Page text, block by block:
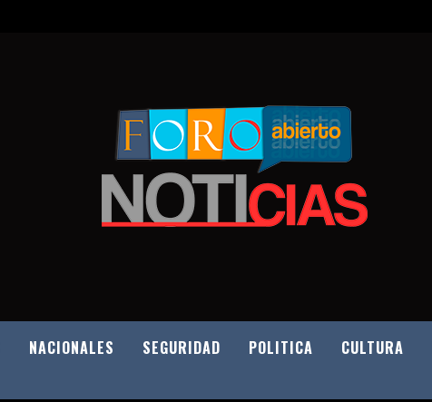
NACIONALES SEGURIDAD POLITICA CULTURA